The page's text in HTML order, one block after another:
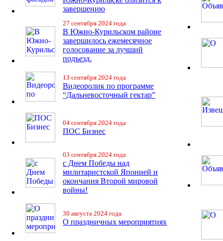
завершению
27 сентября 2024 года
В Южно-Курильском районе
завершилось ежемесячное
голосование за лучший
подъезд.
13 сентября 2024 года
Видеоролик по программе
“Дальневосточный гектар”
04 сентября 2024 года
ПОС Бизнес
03 сентября 2024 года
с Днем Победы над
милитаристской Японией и
окончания Второй мировой
войны!
30 августа 2024 года
О праздничных мероприятиях